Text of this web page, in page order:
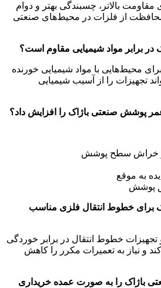
بالاتر، چسبندگی بهتر و دوام
محافظت از فلزات در محیط‌های صنعتی
محیط‌هایی با مواد شیمیایی خورنده
تجهیزات را از آسیب شیمیایی
و خراش سطح پوشش
به موقع
پوشش
برای خطوط انتقال فلزی مناسب
تجهیزات خطوط انتقال در برابر خوردگی
و نیاز به تعمیرات مکرر را کاهش
باژاک را به صورت عمده خریداری